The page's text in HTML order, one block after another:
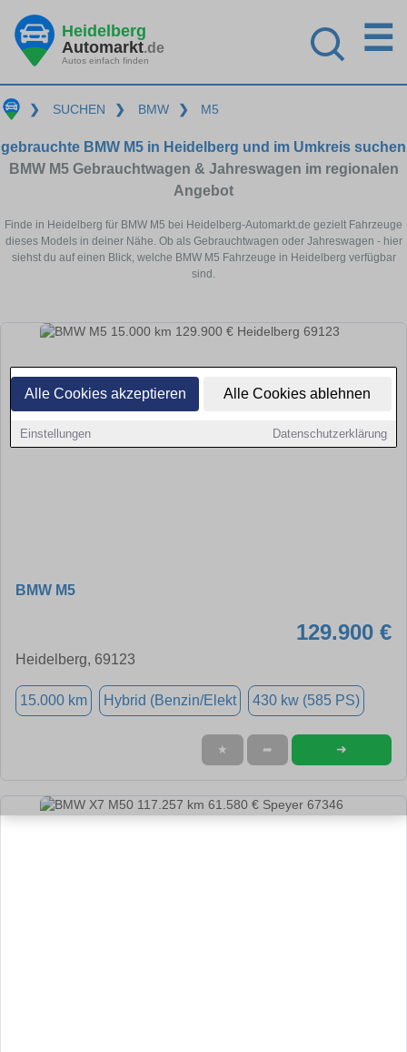
Alle Cookies akzeptieren Alle Cookies ablehnen
Einstellungen Datenschutzerklärung
Heidelberg
Automarkt.de
Autos einfach finden
☰
❯ SUCHEN ❯ BMW ❯ M5
gebrauchte BMW M5 in Heidelberg und im Umkreis suchen
BMW M5 Gebrauchtwagen & Jahreswagen im regionalen
Angebot
Finde in Heidelberg für BMW M5 bei Heidelberg-Automarkt.de gezielt Fahrzeuge
dieses Models in deiner Nähe. Ob als Gebrauchtwagen oder Jahreswagen - hier
siehst du auf einen Blick, welche BMW M5 Fahrzeuge in Heidelberg verfügbar
sind.
BMW M5
129.900 €
Heidelberg, 69123
15.000 km Hybrid (Benzin/Elekt 430 kw (585 PS)
★ ➦ ➜